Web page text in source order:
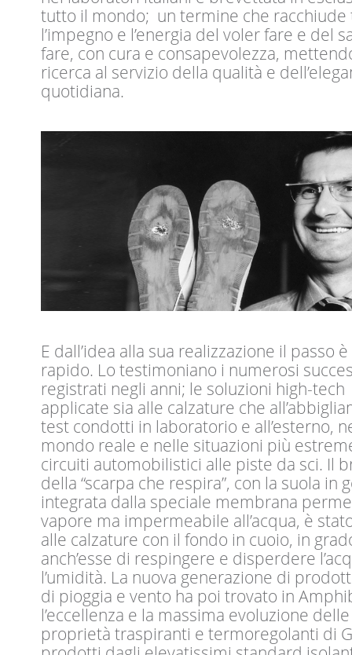
tutto il mondo; un termine che
l’impegno e l’energia del voler fare e del
fare, con cura e consapevolezza,
ricerca al servizio della qualità e
quotidiana.
E dall’idea alla sua realizzazione il passo
rapido. Lo testimoniano i numerosi
registrati negli anni; le soluzioni high-tech
applicate sia alle calzature che
test condotti in laboratorio e all’esterno,
mondo reale e nelle situazioni più
circuiti automobilistici alle piste da sci. Il
della “scarpa che respira”, con la suola in
integrata dalla speciale membrana
vapore ma impermeabile all’acqua, è
alle calzature con il fondo in cuoio, in
anch’esse di respingere e disperdere
l’umidità. La nuova generazione di
di pioggia e vento ha poi trovato in
l’eccellenza e la massima evoluzione delle
proprietà traspiranti e termoregolanti di